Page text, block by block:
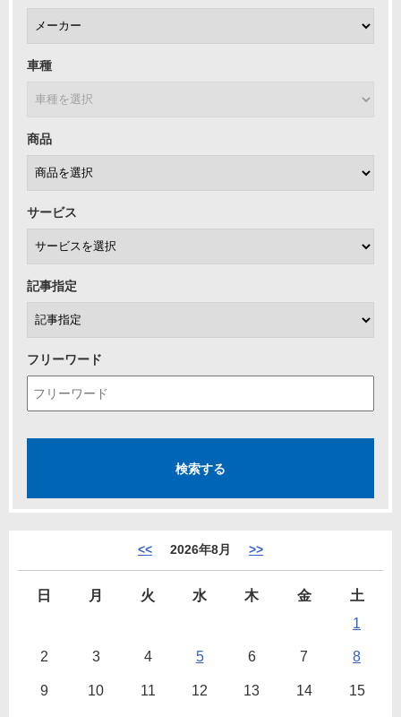
車種
商品
サービス
記事指定
フリーワード
<< 2026年8月 >>
日 月 火 水 木 金
土
1
2 3 4 5 6 7 8
9 10 11 12 13 14 15